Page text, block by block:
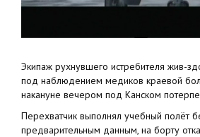
Экипаж рухнувшего истребителя жив-
под наблюдением медиков краевой
накануне вечером под Канском
Перехватчик выполнял учебный полёт
предварительным данным, на борту